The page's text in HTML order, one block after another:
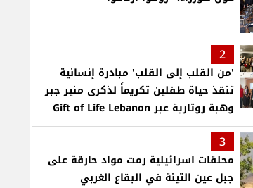
2
'من القلب إلى القلب' مبادرة إنسانية
تنقذ حياة طفلين تكريماً لذكرى منير جبر
وهبة روتارية عبر Gift of Life Lebanon
لعمليات قلب لأطفال في مستشفى حمود
الجامعي
3
محلقات اسرائيلية رمت مواد حارقة على
جبل عين التينة في البقاع الغربي